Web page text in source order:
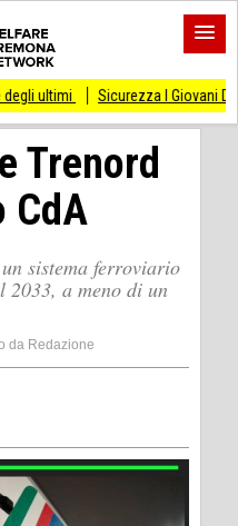
Sicurezza I Giovani Democratici
Trenord
CdA
sistema ferroviario
2033, a meno di un
da Redazione